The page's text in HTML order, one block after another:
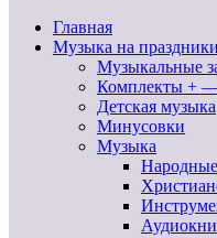
Главная
Музыка на праздники
Музыкальные
Комплекты +
Детская музыка
Минусовки
Музыка
Народные